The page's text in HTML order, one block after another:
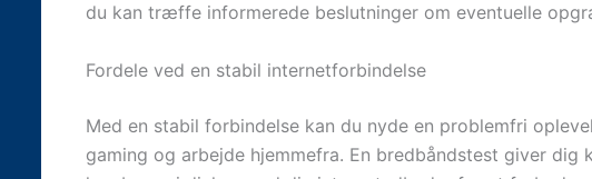
du kan træffe informerede beslutninger om eventuelle
Fordele ved en stabil internetforbindelse
Med en stabil forbindelse kan du nyde en problemfri
gaming og arbejde hjemmefra. En bredbåndstest giver dig